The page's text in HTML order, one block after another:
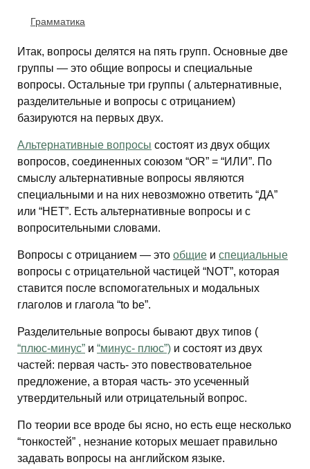
Грамматика
Итак, вопросы делятся на пять групп. Основные две
группы — это общие вопросы и специальные
вопросы. Остальные три группы ( альтернативные,
разделительные и вопросы с отрицанием)
базируются на первых двух.
Альтернативные вопросы состоят из двух общих
вопросов, соединенных союзом “OR” = “ИЛИ”. По
смыслу альтернативные вопросы являются
специальными и на них невозможно ответить “ДА”
или “НЕТ”. Есть альтернативные вопросы и с
вопросительными словами.
Вопросы с отрицанием — это общие и специальные
вопросы с отрицательной частицей “NOT”, которая
ставится после вспомогательных и модальных
глаголов и глагола “to be”.
Разделительные вопросы бывают двух типов (
“плюс-минус” и “минус- плюс”) и состоят из двух
частей: первая часть- это повествовательное
предложение, а вторая часть- это усеченный
утвердительный или отрицательный вопрос.
По теории все вроде бы ясно, но есть еще несколько
“тонкостей” , незнание которых мешает правильно
задавать вопросы на английском языке.